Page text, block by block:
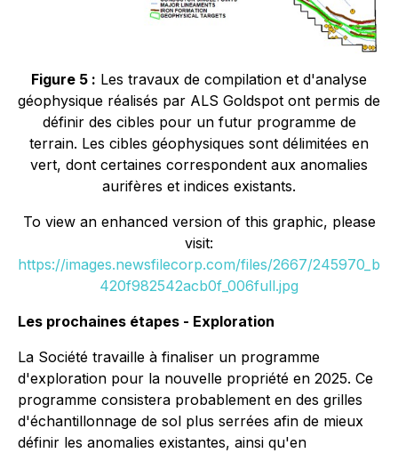
Figure 5 : Les travaux de compilation et d'analyse
géophysique réalisés par ALS Goldspot ont permis de
définir des cibles pour un futur programme de
terrain. Les cibles géophysiques sont délimitées en
vert, dont certaines correspondent aux anomalies
aurifères et indices existants.
To view an enhanced version of this graphic, please
visit:
https://images.newsfilecorp.com/files/2667/245970_b
420f982542acb0f_006full.jpg
Les prochaines étapes - Exploration
La Société travaille à finaliser un programme
d'exploration pour la nouvelle propriété en 2025. Ce
programme consistera probablement en des grilles
d'échantillonnage de sol plus serrées afin de mieux
définir les anomalies existantes, ainsi qu'en